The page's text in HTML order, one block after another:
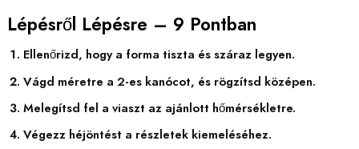
Lépésről Lépésre – 9 Pontban
Ellenőrizd, hogy a forma tiszta és száraz legyen.
Vágd méretre a 2-es kanócot, és rögzítsd középen.
Melegítsd fel a viaszt az ajánlott hőmérsékletre.
Végezz héjöntést a részletek kiemeléséhez.